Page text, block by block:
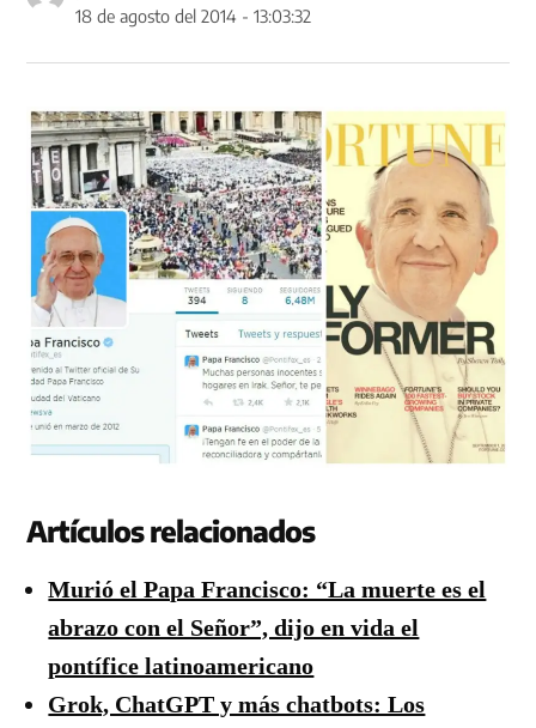
18 de agosto del 2014 - 13:03:32
Artículos relacionados
Murió el Papa Francisco: “La muerte es el
abrazo con el Señor”, dijo en vida el
pontífice latinoamericano
Grok, ChatGPT y más chatbots: Los